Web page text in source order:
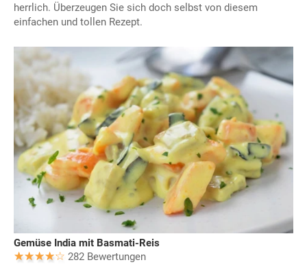
herrlich. Überzeugen Sie sich doch selbst von diesem
einfachen und tollen Rezept.
Gemüse India mit Basmati-Reis
282 Bewertungen